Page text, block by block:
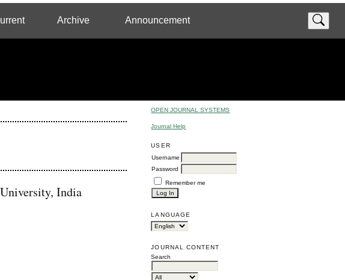
Archive Announcement
OPEN JOURNAL SYSTEMS
Journal Help
USER
Username
Password
Remember me
LANGUAGE
JOURNAL CONTENT
Search
India